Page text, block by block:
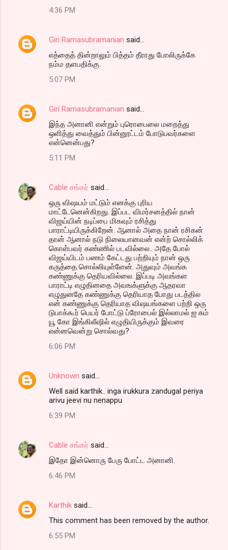
4:36 PM
Giri Ramasubramanian said…
எத்தைத் தின்றாலும் பித்தம் தீராது போலிருக்கே
நம்ம தளபதிக்கு.
5:07 PM
Giri Ramasubramanian said…
இந்த அனானி என்றும் புரொபைலை மறைத்து
ஒளித்து வைத்தும் பின்னூட்டம் போடுபவர்களை
என்னென்பது?
5:11 PM
Cable சங்கர் said…
ஒரு விஷயம் மட்டும் எனக்கு புரிய
மாட்டேனென்கிறது. இப்பட விமர்சனத்தில் நான்
விஜய்யின் நடிப்பை மிகவும் ரசித்து
பாராட்டியிருக்கிறேன். ஆனால் அதை நான் ரசிகன்
தான் ஆனால் நடு நிலையானவன் என்ற் சொல்லிக்
கொள்பவர் கண்ணில் படவில்லை.. அதே போல்
விஜய்யிடம் பணம் கேட்டது பற்றியும் நான் ஒரு
கருத்தை சொல்லியுள்ளேன். அதுவும் அவங்க
கண்ணுக்கு தெரியவில்லை. இப்படி அவங்கள
பாராட்டி எழுதினதை அவஙக்ளுக்கு ஆதரவா
எழுதுனதே கண்ணுக்கு தெரியாத போது படத்தில
என் கண்ணுக்கு தெரியாத விஷயங்களை பற்றி ஒரு
டுபாக்கூர் பெயர் போட்டு ப்ரோபைல் இல்லாமல் ஐ கம்
யூ கோ இங்கிலீஷில் எழுதியிருக்கும் இவரை
என்னவென்று சொல்வது?
6:06 PM
Unknown said…
Well said karthik.. inga irukkura zandugal periya
arivu jeevi nu nenappu
6:39 PM
Cable சங்கர் said…
இதோ இன்னொரு பேரு போட்ட அனானி.
6:46 PM
Karthik said…
This comment has been removed by the author.
6:55 PM